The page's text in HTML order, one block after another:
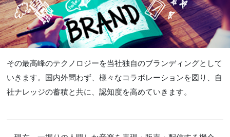
その最高峰のテクノロジーを当社独自のブランディングとして
いきます。国内外問わず、様々なコラボレーションを図り、自
社ナレッジの蓄積と共に、認知度を高めていきます。